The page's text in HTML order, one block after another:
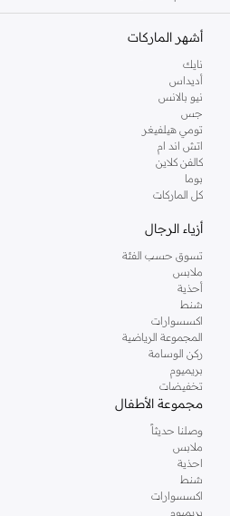
أشهر الماركات
نايك
أديداس
نيو بالانس
جس
تومي هيلفيغر
اتش اند ام
كالفن كلاين
بوما
كل الماركات
أزياء الرجال
تسوق حسب الفئة
ملابس
أحذية
شنط
اكسسوارات
المجموعة الرياضية
ركن الوسامة
بريميوم
تخفيضات
مجموعة الأطفال
وصلنا حديثاً
ملابس
احذية
شنط
اكسسوارات
بريميوم